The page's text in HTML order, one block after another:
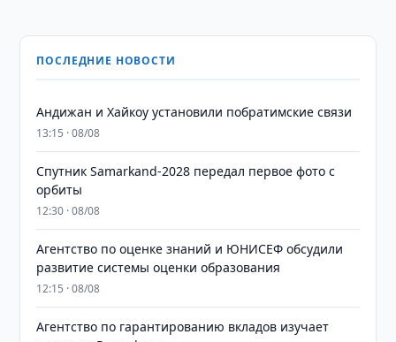
ПОСЛЕДНИЕ НОВОСТИ
Андижан и Хайкоу установили побратимские связи
13:15 · 08/08
Спутник Samarkand-2028 передал первое фото с
орбиты
12:30 · 08/08
Агентство по оценке знаний и ЮНИСЕФ обсудили
развитие системы оценки образования
12:15 · 08/08
Агентство по гарантированию вкладов изучает